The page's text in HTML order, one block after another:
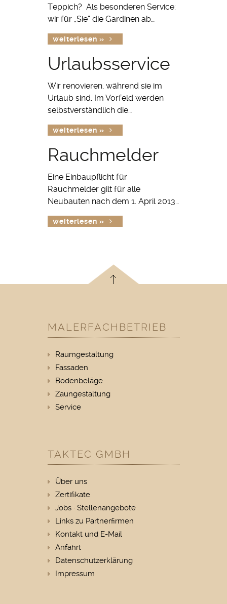
Teppich? Als besonderen Service:
wir für „Sie“ die Gardinen ab…
weiterlesen »
Urlaubsservice
Wir renovieren, während sie im
Urlaub sind. Im Vorfeld werden
selbstverständlich die…
weiterlesen »
Rauchmelder
Eine Einbaupflicht für
Rauchmelder gilt für alle
Neubauten nach dem 1. April 2013…
weiterlesen »
MALERFACHBETRIEB
Raumgestaltung
Fassaden
Bodenbeläge
Zaungestaltung
Service
TAKTEC GMBH
Über uns
Zertifikate
Jobs · Stellenangebote
Links zu Partnerfirmen
Kontakt und E-Mail
Anfahrt
Datenschutzerklärung
Impressum